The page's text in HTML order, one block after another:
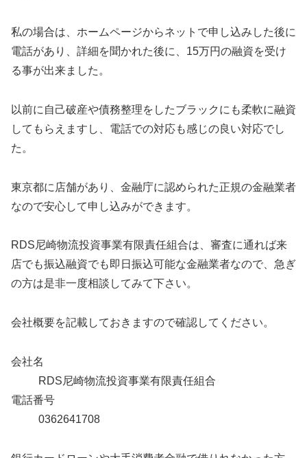
私の場合は、ホームページからネットで申し込みした後に
電話があり、詳細を聞かれた後に、15万円の融資を受け
る事が出来ました。
以前に自己破産や債務整理をしたブラックにも柔軟に融資
してもらえますし、電話での対応も感じの良い対応でし
た。
東京都に店舗があり、金融庁に認められた正規の金融業者
なので安心して申し込みができます。
RDS尼崎物流投資事業有限責任組合は、審査に通れば来
店でも振込融資でも即日振込可能な金融業者なので、急ぎ
の方は是非一度相談してみて下さい。
会社概要を記載しておきますので確認してください。
会社名
RDS尼崎物流投資事業有限責任組合
電話番号
0362641708